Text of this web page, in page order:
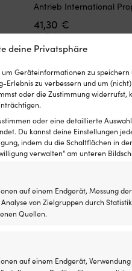
deine Privatsphäre
um Geräteinformationen zu
Erlebnis zu verbessern und um
oder die Zustimmung widerrufst,
oder eine detaillierte
Du kannst deine Einstellungen
indem du die Schaltflächen in
verwalten" am unteren
auf einem Endgerät, Messung
von Zielgruppen durch
Quellen.
auf einem Endgerät,
weist
mehrere
Varianten
auf.
Optionen
können
auf
der
Produktseite
gewählt
werden
Antrieb International
41,30 €
MwSt. inkl.
die Preise aller Shops
innerhalb von 14 Tagen bei
komplizierten Bedingungen.